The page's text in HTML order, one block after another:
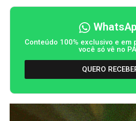
Conteúdo 100% exclusivo e em
você só vê no
QUERO